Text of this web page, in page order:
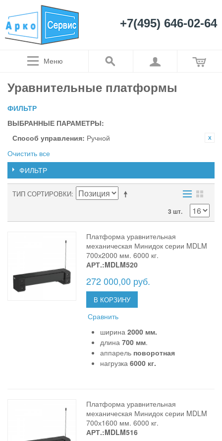
+7(495) 646-02-64
Меню
Уравнительные платформы
ФИЛЬТР
ВЫБРАННЫЕ ПАРАМЕТРЫ:
Способ управления: Ручной
Очистить все
ФИЛЬТР
ТИП СОРТИРОВКИ
3 шт.
Платформа уравнительная
механическая Минидок серии MDLM
700х2000 мм. 6000 кг.
АРТ.:MDLM520
272 000,00 руб.
В КОРЗИНУ
Сравнить
ширина2000 мм.
длина700 мм.
аппарель поворотная
нагрузка6000 кг.
Платформа уравнительная
механическая Минидок серии MDLM
700х1600 мм. 6000 кг.
АРТ.:MDLM516